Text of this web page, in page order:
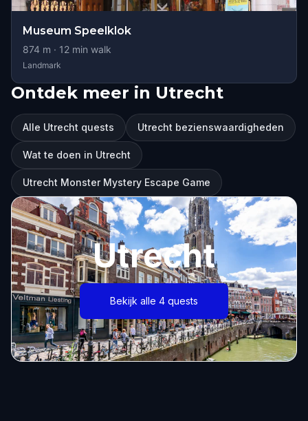
Museum Speelklok
874 m · 12 min walk
Landmark
Ontdek meer in Utrecht
Alle Utrecht quests Utrecht bezienswaardigheden
Wat te doen in Utrecht
Utrecht Monster Mystery Escape Game
Utrecht
Bekijk alle 4 quests